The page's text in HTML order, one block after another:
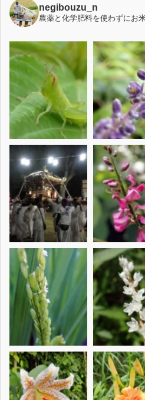
negibouzu_n
農薬と化学肥料を使わずにお